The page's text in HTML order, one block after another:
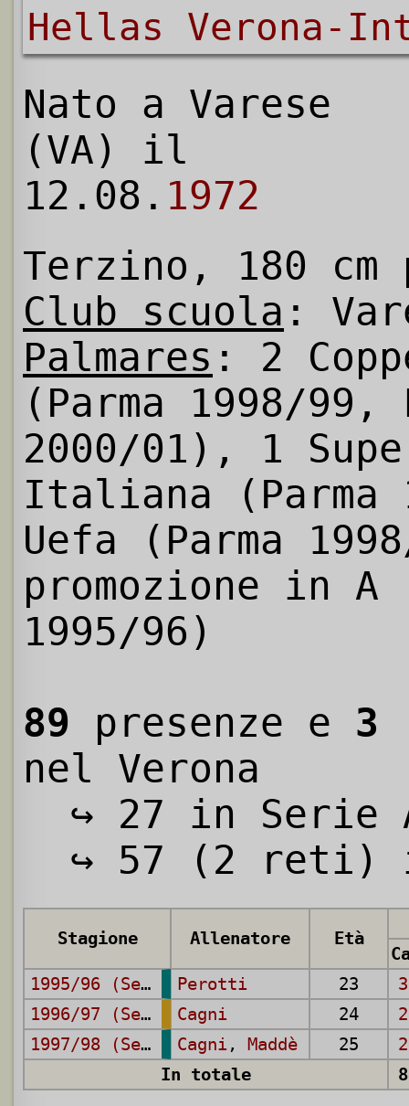
Hellas Verona-
Nato a Varese
(VA) il
12.08. 1972
Terzino, 180 cm
Club scuola :
Palmares : 2
(Parma 1998/
2000/01), 1
Italiana (Parma
Uefa (Parma
promozione in A
1995/96)
89 presenze e 3
nel Verona
↪ 27 in Serie
↪ 57 (2 reti)
Stagione Allenatore Età
1995/96 (Serie B) Perotti 23
1996/97 (Serie A)
Cagni 24
1997/98 (Serie B)
Cagni, Maddè 25
In totale